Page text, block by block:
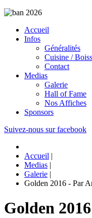
Accueil
Infos
Généralités
Cuisine /
Contact
Medias
Galerie
Hall of Fame
Nos Affiches
Sponsors
Suivez-nous sur facebook
Accueil |
Medias |
Galerie |
Golden 2016 - Par
Golden